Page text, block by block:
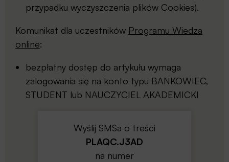
przypadku wyczyszczenia plików Cookies).
Komunikat dla uczestników Programu Wiedza
online:
bezpłatny dostęp do artykułu wymaga
zalogowania się na konto typu BANKOWIEC,
STUDENT lub NAUCZYCIEL AKADEMICKI
Wyślij SMSa o treści
PLAQC.J3AD
na numer